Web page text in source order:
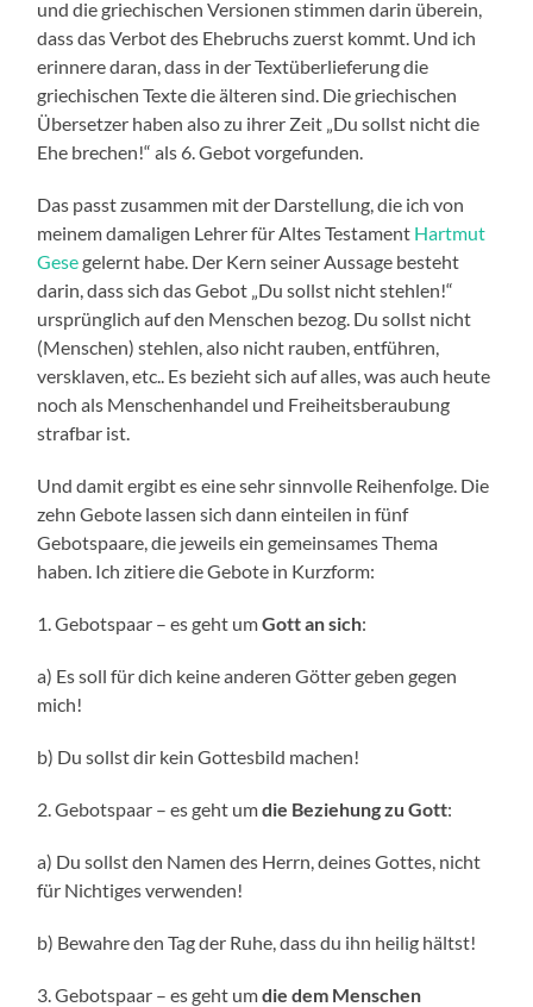
und die griechischen Versionen stimmen darin überein,
dass das Verbot des Ehebruchs zuerst kommt. Und ich
erinnere daran, dass in der Textüberlieferung die
griechischen Texte die älteren sind. Die griechischen
Übersetzer haben also zu ihrer Zeit „Du sollst nicht die
Ehe brechen!“ als 6. Gebot vorgefunden.
Das passt zusammen mit der Darstellung, die ich von
meinem damaligen Lehrer für Altes Testament Hartmut
Gesegelernt habe. Der Kern seiner Aussage besteht
darin, dass sich das Gebot „Du sollst nicht stehlen!“
ursprünglich auf den Menschen bezog. Du sollst nicht
(Menschen) stehlen, also nicht rauben, entführen,
versklaven, etc.. Es bezieht sich auf alles, was auch heute
noch als Menschenhandel und Freiheitsberaubung
strafbar ist.
Und damit ergibt es eine sehr sinnvolle Reihenfolge. Die
zehn Gebote lassen sich dann einteilen in fünf
Gebotspaare, die jeweils ein gemeinsames Thema
haben. Ich zitiere die Gebote in Kurzform:
1. Gebotspaar – es geht umGott an sich:
a) Es soll für dich keine anderen Götter geben gegen
mich!
b) Du sollst dir kein Gottesbild machen!
2. Gebotspaar – es geht umdie Beziehung zu Gott:
a) Du sollst den Namen des Herrn, deines Gottes, nicht
für Nichtiges verwenden!
b) Bewahre den Tag der Ruhe, dass du ihn heilig hältst!
3. Gebotspaar – es geht umdie dem Menschen